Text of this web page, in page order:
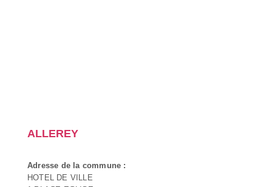
ALLEREY
Adresse de la commune :
HOTEL DE VILLE